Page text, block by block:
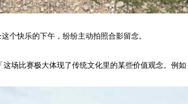
个快乐的下午，纷纷主动拍照合影留念。
这场比赛极大体现了传统文化里的某些价值观念。例